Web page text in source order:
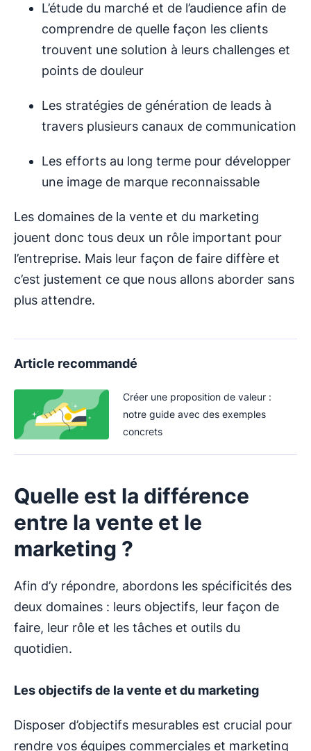
L’étude du marché et de l’audience afin de
comprendre de quelle façon les clients
trouvent une solution à leurs challenges et
points de douleur
Les stratégies de génération de leads à
travers plusieurs canaux de communication
Les efforts au long terme pour développer
une image de marque reconnaissable
Les domaines de la vente et du marketing
jouent donc tous deux un rôle important pour
l’entreprise. Mais leur façon de faire diffère et
c’est justement ce que nous allons aborder sans
plus attendre.
Article recommandé
Créer une proposition de valeur :
notre guide avec des exemples
concrets
Quelle est la différence
entre la vente et le
marketing ?
Afin d’y répondre, abordons les spécificités des
deux domaines : leurs objectifs, leur façon de
faire, leur rôle et les tâches et outils du
quotidien.
Les objectifs de la vente et du marketing
Disposer d’objectifs mesurables est crucial pour
rendre vos équipes commerciales et marketing